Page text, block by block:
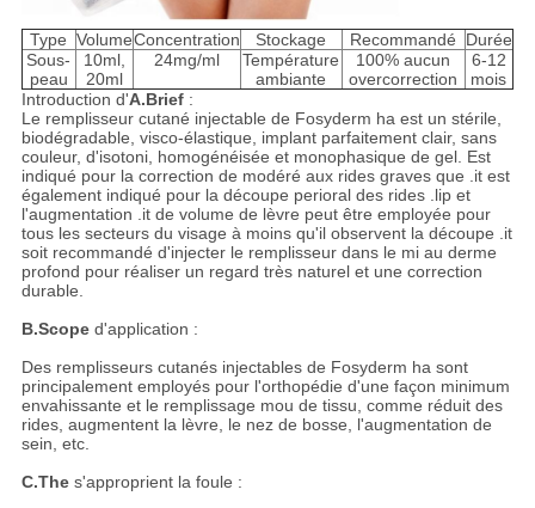
Type VolumeConcentration Stockage Recommandé
Durée
Sous-
peau
10ml,
20ml
24mg/ml
Température
ambiante
100% aucun
overcorrection
6-12
mois
Introduction d'A.Brief:
Le remplisseur cutané injectable de Fosyderm ha est un stérile,
biodégradable, visco-élastique, implant parfaitement clair, sans
couleur, d'isotoni, homogénéisée et monophasique de gel. Est
indiqué pour la correction de modéré aux rides graves que .it est
également indiqué pour la découpe perioral des rides .lip et
l'augmentation .it de volume de lèvre peut être employée pour
tous les secteurs du visage à moins qu'il observent la découpe .it
soit recommandé d'injecter le remplisseur dans le mi au derme
profond pour réaliser un regard très naturel et une correction
durable.
B.Scoped'application :
Des remplisseurs cutanés injectables de Fosyderm ha sont
principalement employés pour l'orthopédie d'une façon minimum
envahissante et le remplissage mou de tissu, comme réduit des
rides, augmentent la lèvre, le nez de bosse, l'augmentation de
sein, etc.
C.Thes'approprient la foule :